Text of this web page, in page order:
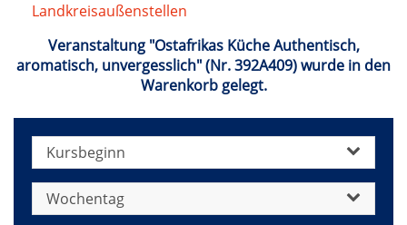
Landkreisaußenstellen
Veranstaltung "Ostafrikas Küche Authentisch,
aromatisch, unvergesslich" (Nr. 392A409) wurde in den
Warenkorb gelegt.
Kursbeginn
Wochentag